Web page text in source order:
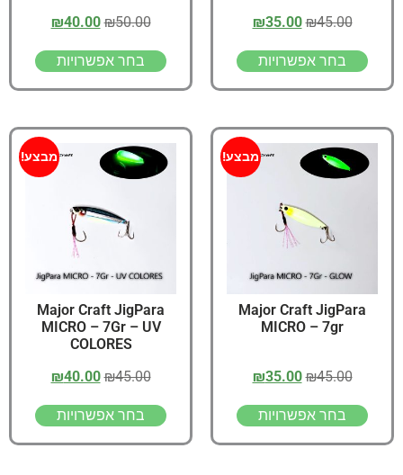
₪45.00
₪35.00
בחר אפשרויות
₪50.00
₪40.00
בחר אפשרויות
מבצע!
Major Craft JigPara
MICRO – 7gr
₪45.00
₪35.00
בחר אפשרויות
מבצע!
Major Craft JigPara
MICRO – 7Gr – UV
COLORES
₪45.00
₪40.00
בחר אפשרויות